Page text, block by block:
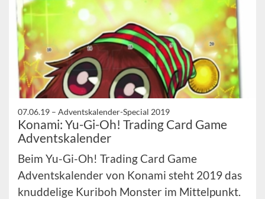
07.06.19 – Adventskalender-Special 2019
Konami: Yu-Gi-Oh! Trading Card Game
Adventskalender
Beim Yu-Gi-Oh! Trading Card Game
Adventskalender von Konami steht 2019 das
knuddelige Kuriboh Monster im Mittelpunkt.